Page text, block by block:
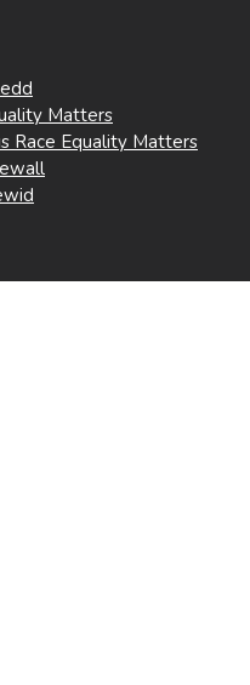
Matters
Race Equality Matters